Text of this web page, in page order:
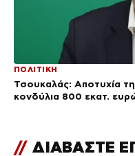
ΠΟΛΙΤΙΚΗ
Τσουκαλάς: Αποτυχία
κονδύλια 800 εκατ.
// ΔΙΑΒΑΣΤΕ